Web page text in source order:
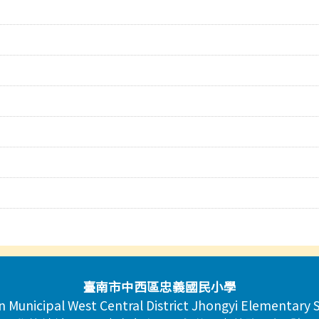
臺南市中西區忠義國民小學
Municipal West Central District Jhongyi Elementary